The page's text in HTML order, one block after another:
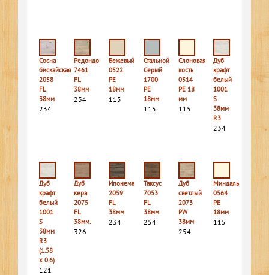
Сосна
бискайская
2058
FL
38мм
234
Редондо
7461
FL
38мм
234
Бежевый
0522
PE
18мм
115
Стальной
Серый
1700
PE
18мм
115
Слоновая
кость
0514
PE 18
мм
115
Дуб
крафт
белый
1001
S
38мм
R3
234
Дуб
крафт
белый
1001
S
38мм
R3
(1.58
х 0.6)
121
Дуб
кера
2075
FL
38мм.
326
Ипонема
2059
FL
38мм
234
Таксус
7053
FL
38мм
254
Дуб
светлый
2073
PW
38мм
254
Миндаль
0564
PE
18мм
115